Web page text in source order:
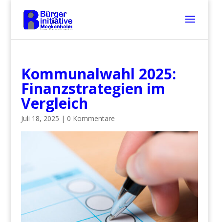
Kommunalwahl 2025:
Finanzstrategien im
Vergleich
Juli 18, 2025 | 0 Kommentare